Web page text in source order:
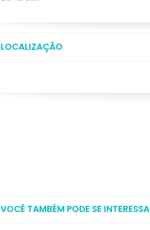
LOCALIZAÇÃO
VOCÊ TAMBÉM PODE SE